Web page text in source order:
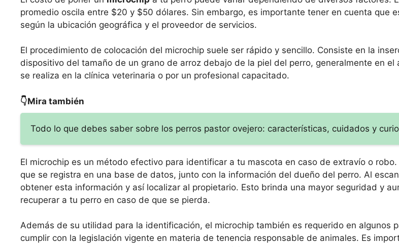
promedio oscila entre $20 y $50 dólares. Sin embargo, es importante tener en cuenta que
según la ubicación geográfica y el proveedor de servicios.
El procedimiento de colocación del microchip suele ser rápido y sencillo. Consiste en la
dispositivo del tamaño de un grano de arroz debajo de la piel del perro, generalmente en el
se realiza en la clínica veterinaria o por un profesional capacitado.
👇Mira también
Todo lo que debes saber sobre los perros pastor ovejero: características, cuidados y
El microchip es un método efectivo para identificar a tu mascota en caso de extravío o
que se registra en una base de datos, junto con la información del dueño del perro. Al
obtener esta información y así localizar al propietario. Esto brinda una mayor seguridad y
recuperar a tu perro en caso de que se pierda.
Además de su utilidad para la identificación, el microchip también es requerido en algunos
cumplir con la legislación vigente en materia de tenencia responsable de animales. Es